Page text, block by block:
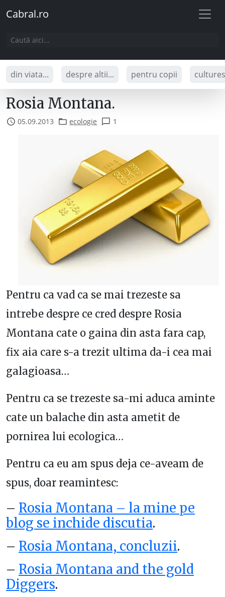
Cabral.ro
din viata... despre altii... pentru copii
Rosia Montana.
05.09.2013 ecologie 1
Pentru ca vad ca se mai trezeste sa
intrebe despre ce cred despre Rosia
Montana cate o gaina din asta fara cap,
fix aia care s-a trezit ultima da-i cea mai
galagioasa…
Pentru ca se trezeste sa-mi aduca aminte
cate un balache din asta ametit de
pornirea lui ecologica…
Pentru ca eu am spus deja ce-aveam de
spus, doar reamintesc:
– Rosia Montana – la mine pe
blog se inchide discutia.
– Rosia Montana, concluzii.
– Rosia Montana and the gold
Diggers.